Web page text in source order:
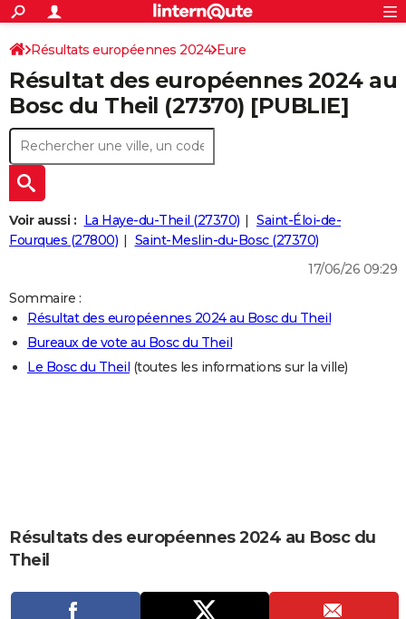
ACTUALITÉS
Politique
Société
Faits Divers
Education
Monde
Villes
+
SPORT
Coupe du monde 2026
Football
Tennis
Cyclisme
Rugby
Forum
Programme TV
TNT
Streaming
Cinéma
Sorties cinéma
Musique
+
FINANCE
Retraite
Impôts
Epargne
Immobilier
Risques naturels par ville
Banque
Assurance
Crédit
AUTO
Essais
Réserver un essai
Citadines
Berlines
SUV
Forum auto
+
HIGH-TECH
Mobiles
Meilleur smartphone
Internet
Ordinateurs
Jeux vidéo
Guide high-tech
+
BRICOLAGE
Guides de France
Escapades
Patrimoine
Expositions
Musées
Week-end nature
LIFESTYLE
Art de vivre
Bien-être
Loisirs
Mode
Modes de vie
CARTE DE VOEUX
Carte de Noël
Carte Bonne année
Carte Saint-Valentin
Carte Pâques
Carte d'anniversaire
Dictionnaire
Biographies
Expressions
Proverbes
PROGRAMME TV
S'inscrire
Connexion
Résultats européennes 2024 Eure
Résultat des européennes 2024 au
Bosc du Theil (27370) [PUBLIE]
Voir aussi : La Haye-du-Theil (27370)
Saint-Éloi-de-
Fourques (27800)
Saint-Meslin-du-Bosc (27370)
17/06/26 09:29
Sommaire :
Résultat des européennes 2024 au Bosc du Theil
Bureaux de vote au Bosc du Theil
Le Bosc du Theil (toutes les informations sur la ville)
Résultats des européennes 2024 au Bosc du
Theil